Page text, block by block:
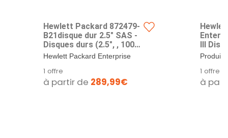
Hewlett Packard 872479-
B21disque dur 2.5" SAS -
Disques durs (2.5", , 10000
tr/min) - 1,2 TB
Hewlett Packard Enterprise
dur: 2.5"....
1 offre
à partir de 289,99€
III
Série
TR/
Produit
1 offre
à